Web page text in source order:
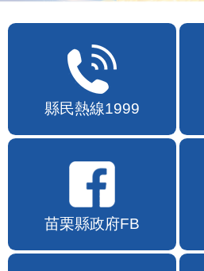
縣民熱線1999
苗栗縣政府FB